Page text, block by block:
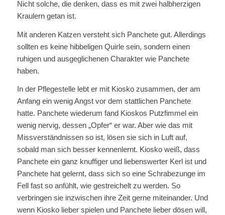
Nicht solche, die denken, dass es mit zwei halbherzigen
Kraulern getan ist.
Mit anderen Katzen versteht sich Panchete gut. Allerdings
sollten es keine hibbeligen Quirle sein, sondern einen
ruhigen und ausgeglichenen Charakter wie Panchete
haben.
In der Pflegestelle lebt er mit Kiosko zusammen, der am
Anfang ein wenig Angst vor dem stattlichen Panchete
hatte. Panchete wiederum fand Kioskos Putzfimmel ein
wenig nervig, dessen „Opfer“ er war. Aber wie das mit
Missverständnissen so ist, lösen sie sich in Luft auf,
sobald man sich besser kennenlernt. Kiosko weiß, dass
Panchete ein ganz knuffiger und liebenswerter Kerl ist und
Panchete hat gelernt, dass sich so eine Schrabezunge im
Fell fast so anfühlt, wie gestreichelt zu werden. So
verbringen sie inzwischen ihre Zeit gerne miteinander. Und
wenn Kiosko lieber spielen und Panchete lieber dösen will,